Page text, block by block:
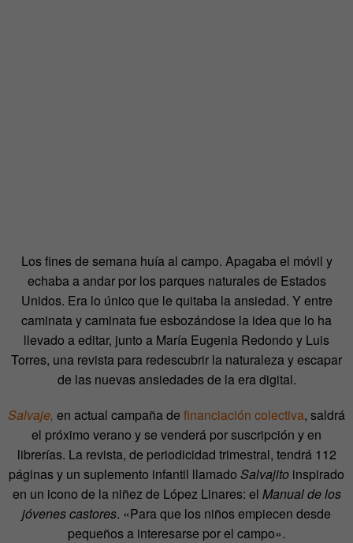
Los fines de semana huía al campo. Apagaba el móvil y
echaba a andar por los parques naturales de Estados
Unidos. Era lo único que le quitaba la ansiedad. Y entre
caminata y caminata fue esbozándose la idea que lo ha
llevado a editar, junto a María Eugenia Redondo y Luis
Torres, una revista para redescubrir la naturaleza y escapar
de las nuevas ansiedades de la era digital.
Salvaje, en actual campaña de financiación colectiva, saldrá
el próximo verano y se venderá por suscripción y en
librerías. La revista, de periodicidad trimestral, tendrá 112
páginas y un suplemento infantil llamado Salvajito inspirado
en un icono de la niñez de López Linares: el Manual de los
jóvenes castores. «Para que los niños empiecen desde
pequeños a interesarse por el campo».